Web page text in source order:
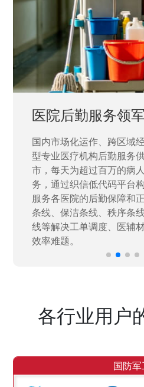
中国兵器工业集
国家“一五”期间156个重
高新技术企业，在信息化
量“小、散、碎”的信息化
力资源进行开发，通过引
决当下遇到的各类业务难
效率。
各行业用户
国防